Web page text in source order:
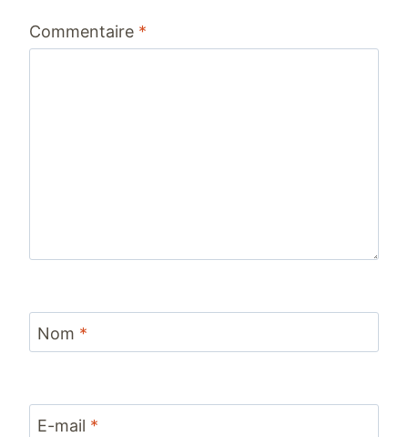
étoiles
étoiles
étoiles
étoiles
étoile
Commentaire *
Nom *
E-mail *